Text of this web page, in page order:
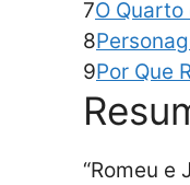
7O Quarto
8
9Por Que
“Romeu